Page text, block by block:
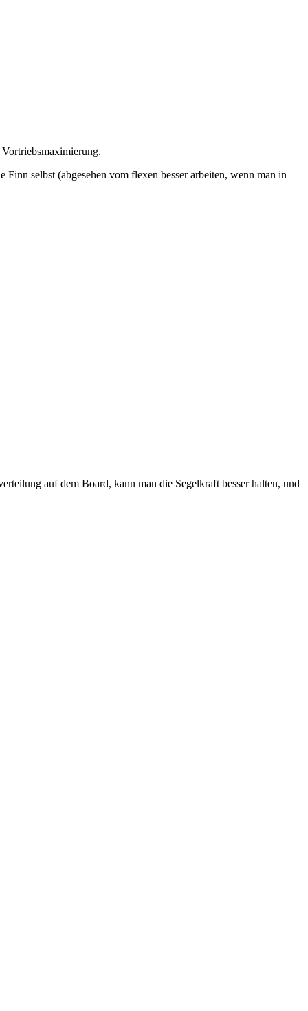
selbst (abgesehen vom flexen besser arbeiten, wenn man in
auf dem Board, kann man die Segelkraft besser halten, und